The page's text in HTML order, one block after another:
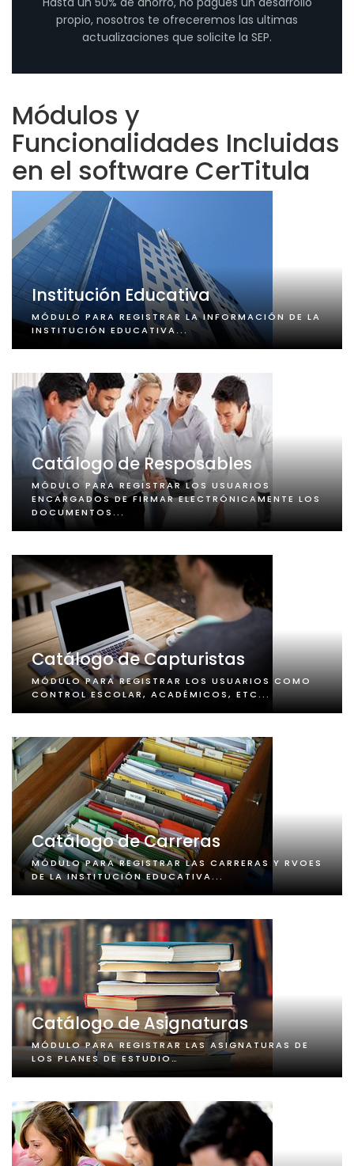
propio, nosotros te ofreceremos las ultimas
actualizaciones que solicite la SEP.
Módulos y
Funcionalidades Incluidas
en el software CerTitula
Institución Educativa
MÓDULO PARA REGISTRAR LA INFORMACIÓN DE LA
INSTITUCIÓN EDUCATIVA...
Catálogo de Resposables
MÓDULO PARA REGISTRAR LOS USUARIOS
ENCARGADOS DE FIRMAR ELECTRÓNICAMENTE LOS
DOCUMENTOS...
Catálogo de Capturistas
MÓDULO PARA REGISTRAR LOS USUARIOS COMO
CONTROL ESCOLAR, ACADÉMICOS, ETC...
Catálogo de Carreras
MÓDULO PARA REGISTRAR LAS CARRERAS Y RVOES
DE LA INSTITUCIÓN EDUCATIVA...
Catálogo de Asignaturas
MÓDULO PARA REGISTRAR LAS ASIGNATURAS DE
LOS PLANES DE ESTUDIO…